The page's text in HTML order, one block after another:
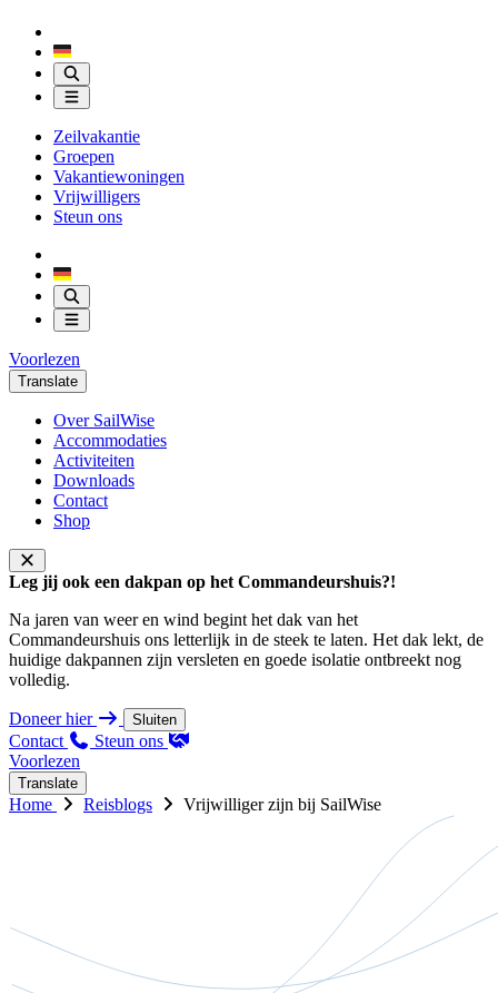
Zeilvakantie
Groepen
Vakantiewoningen
Vrijwilligers
Steun ons
Voorlezen
Translate
Over SailWise
Accommodaties
Activiteiten
Downloads
Contact
Shop
Leg jij ook een dakpan op het Commandeurshuis?!
Na jaren van weer en wind begint het dak van het
Commandeurshuis ons letterlijk in de steek te laten. Het dak lekt, de
huidige dakpannen zijn versleten en goede isolatie ontbreekt nog
volledig.
Doneer hier Sluiten
Contact
Steun ons
Voorlezen
Translate
Home Reisblogs Vrijwilliger zijn bij SailWise